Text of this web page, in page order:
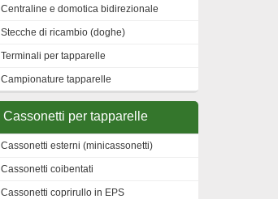
Centraline e domotica bidirezionale
Stecche di ricambio (doghe)
Terminali per tapparelle
Campionature tapparelle
Cassonetti per tapparelle
Cassonetti esterni (minicassonetti)
Cassonetti coibentati
Cassonetti coprirullo in EPS